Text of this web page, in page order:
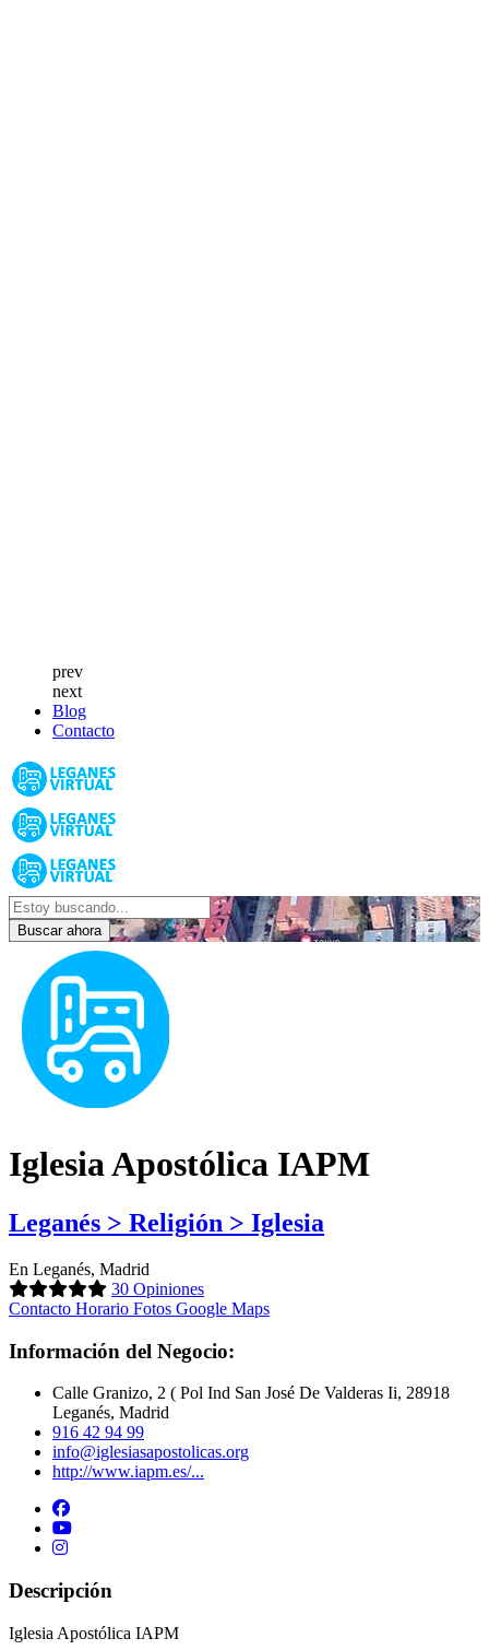
prev
next
Blog
Contacto
Buscar ahora
Iglesia Apostólica IAPM
Leganés > Religión > Iglesia
En Leganés, Madrid
30 Opiniones
Contacto Horario Fotos Google Maps
Información del Negocio:
Calle Granizo, 2 ( Pol Ind San José De Valderas Ii, 28918
Leganés, Madrid
916 42 94 99
info@iglesiasapostolicas.org
http://www.iapm.es/...
Descripción
Iglesia Apostólica IAPM